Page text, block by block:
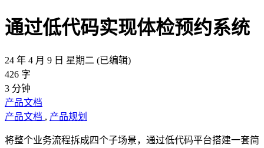
通过低代码实现体检预约系统
24 年 4 月 9 日 星期二 (已编辑)
426 字
3 分钟
产品文档
产品文档 , 产品规划
将整个业务流程拆成四个子场景，通过低代码平台搭建一套简